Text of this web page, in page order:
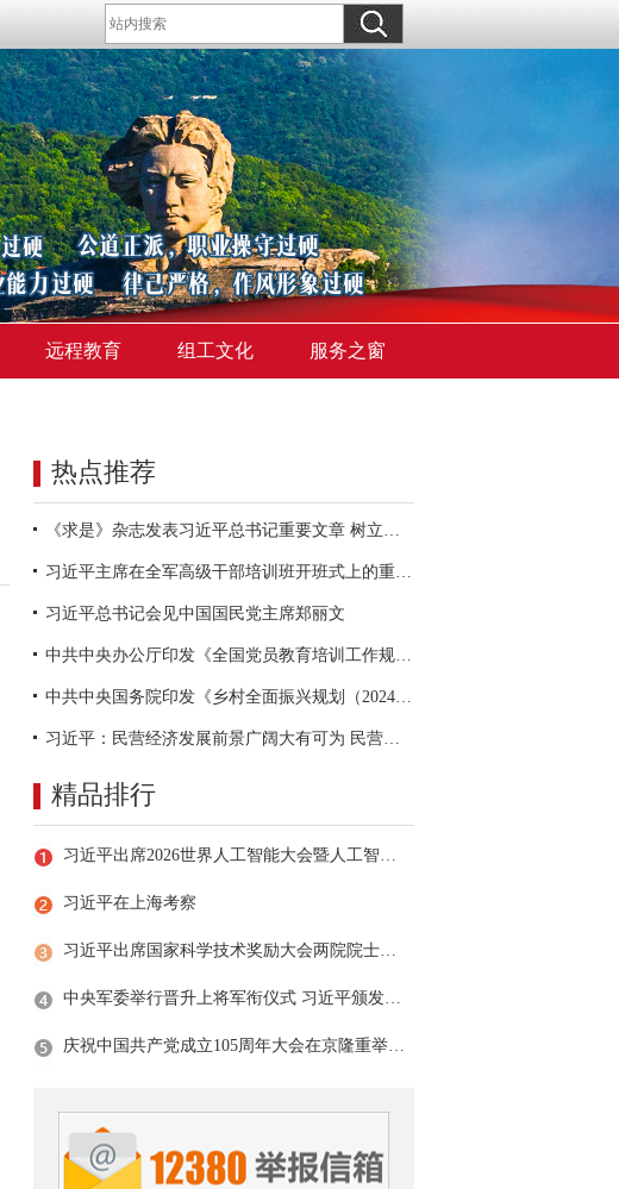
远程教育 组工文化 服务之窗
热点推荐
《求是》杂志发表习近平总书记重要文章 树立和践行正确政绩观
习近平主席在全军高级干部培训班开班式上的重要讲话引领全军开展思想整风、深化政治整训
习近平总书记会见中国国民党主席郑丽文
中共中央办公厅印发《全国党员教育培训工作规划（2024－2028年）》
中共中央国务院印发《乡村全面振兴规划（2024—2027年）》
习近平：民营经济发展前景广阔大有可为 民营企业和民营企业家大显身手正当其时
精品排行
习近平出席2026世界人工智能大会暨人工智能全球治理高级别会议开幕式并发表主旨讲话
习近平在上海考察
习近平出席国家科学技术奖励大会两院院士大会中国科协第十一次全国代表大会并发表重要讲话
中央军委举行晋升上将军衔仪式 习近平颁发命令状并向晋衔的军官表示祝贺
庆祝中国共产党成立105周年大会在京隆重举行 习近平发表重要讲话